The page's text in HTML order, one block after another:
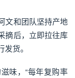
文和团队坚持产地
摘后，立即拉往库
货。
味，“每年复购率